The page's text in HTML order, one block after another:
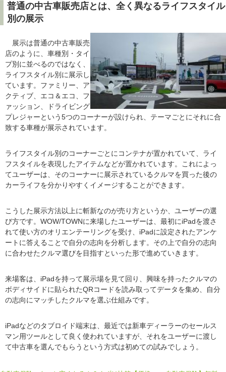
普通の中古車販売店とは、全く異なるライフスタイル
別の展示
展示は普通の中古車販売
店のように、車種別・タイ
プ別に並べるのではなく、
ライフスタイル別に展示し
ています。ファミリー、ア
クティブ、エコ＆エコ、フ
ァッション、ドライビング
プレジャーという5つのコーナーが設けられ、テーマごとにそれに合
致する車種が展示されています。
ライフスタイル別のコーナーごとにコンテナが置かれていて、ライ
フスタイルを表現したアイテムなどが置かれています。これによっ
てユーザーは、そのコーナーに展示されているクルマを買った後の
カーライフを分かりやすくイメージすることができます。
こうした展示方法以上に斬新なのが売り方というか、ユーザーの選
び方です。WOW/TOWNに来場したユーザーは、最初にiPadを渡さ
れて使い方のオリエンテーリングを受け、iPadに設定されたアンケ
ートに答えることで自分の志向を分析します。その上で自分の志向
に合わせたクルマ選びを目指すといった形で進めていきます。
来場客は、iPadを持って展示場を見て回り、興味を持ったクルマの
ボディサイドに貼られたQRコードを読み取ってデータを集め、自分
の志向にマッチしたクルマを選ぶ仕組みです。
iPadなどのタブロイド端末は、最近では新車ディーラーのセールス
マン用ツールとして良く使われていますが、それをユーザーに渡し
て中古車を選んでもらうという方式は初めての試みでしょう。